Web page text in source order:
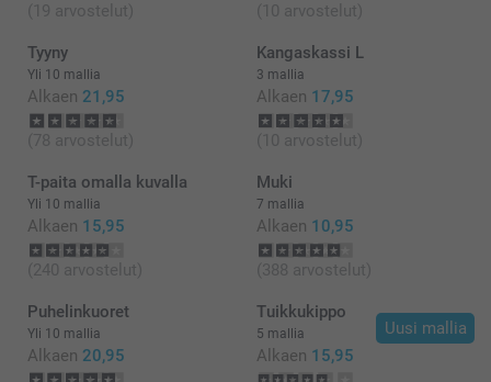
(19 arvostelut) (10 arvostelut)
Tyyny
Yli 10 mallia
Alkaen 21,95
(78 arvostelut)
Kangaskassi L
3 mallia
Alkaen 17,95
(10 arvostelut)
T-paita omalla kuvalla
Yli 10 mallia
Alkaen 15,95
(240 arvostelut)
Muki
7 mallia
Alkaen 10,95
(388 arvostelut)
Puhelinkuoret
Yli 10 mallia
Alkaen 20,95
Uusi mallia
Tuikkukippo
5 mallia
Alkaen 15,95